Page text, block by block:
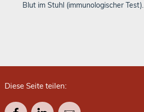
Blut im Stuhl (immunologischer Test).
Diese Seite teilen: